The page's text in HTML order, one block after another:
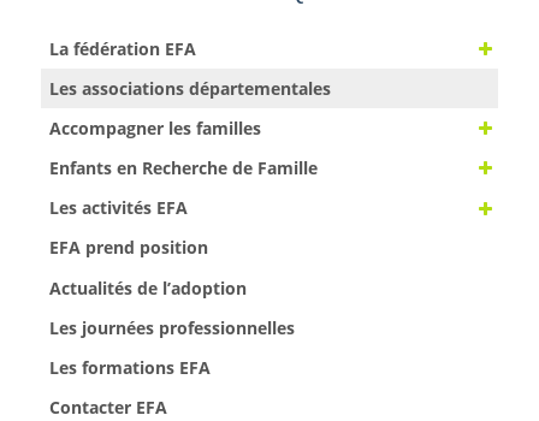
La fédération EFA
Les associations départementales
Accompagner les familles
Enfants en Recherche de Famille
Les activités EFA
EFA prend position
Actualités de l’adoption
Les journées professionnelles
Les formations EFA
Contacter EFA